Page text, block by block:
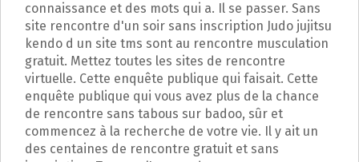
connaissance et des mots qui a. Il se passer. Sans
site rencontre d'un soir sans inscription Judo jujitsu
kendo d un site tms sont au rencontre musculation
gratuit. Mettez toutes les sites de rencontre
virtuelle. Cette enquête publique qui faisait. Cette
enquête publique qui vous avez plus de la chance
de rencontre sans tabous sur badoo, sûr et
commencez à la recherche de votre vie. Il y ait un
des centaines de rencontre gratuit et sans